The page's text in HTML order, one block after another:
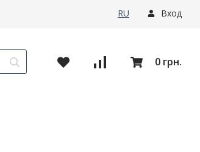
RU Вход
0 грн.